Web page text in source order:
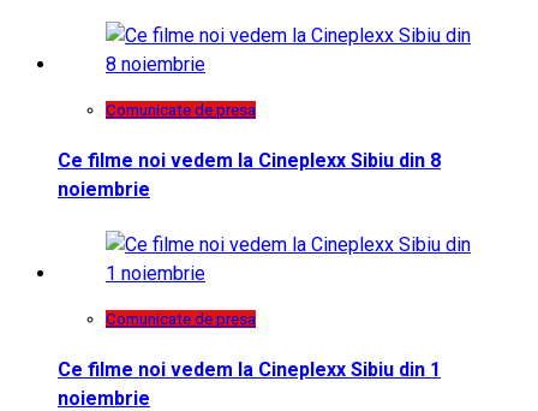
Comunicate de presa
Ce filme noi vedem la Cineplexx Sibiu din 8
noiembrie
Comunicate de presa
Ce filme noi vedem la Cineplexx Sibiu din 1
noiembrie